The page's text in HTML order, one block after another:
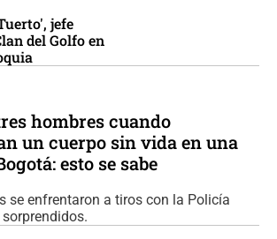
jefe
del Golfo en
hombres cuando
un cuerpo sin vida en una
esto se sabe
se enfrentaron a tiros con la Policía